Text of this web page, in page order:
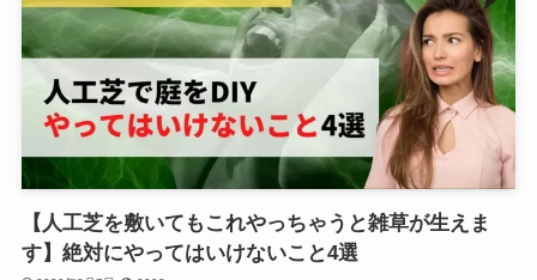
【人工芝を敷いてもこれやっちゃうと雑草が生えま
す】絶対にやってはいけないこと4選